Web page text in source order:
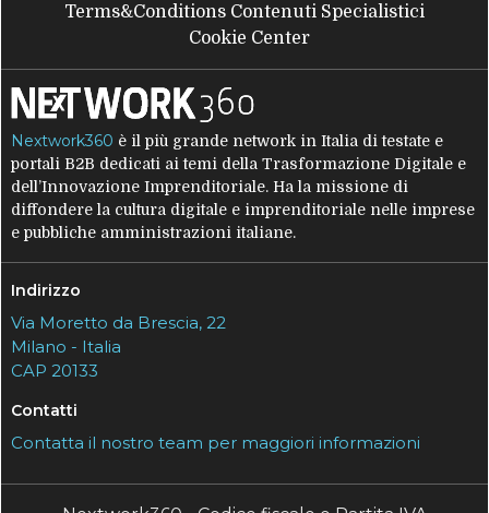
Terms&Conditions Contenuti Specialistici
Cookie Center
Nextwork360 è il più grande network in Italia di testate e
portali B2B dedicati ai temi della Trasformazione Digitale e
dell’Innovazione Imprenditoriale. Ha la missione di
diffondere la cultura digitale e imprenditoriale nelle imprese
e pubbliche amministrazioni italiane.
Indirizzo
Via Moretto da Brescia, 22
Milano - Italia
CAP 20133
Contatti
Contatta il nostro team per maggiori informazioni